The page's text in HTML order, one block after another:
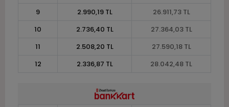
9
2.990,19 TL
26.911,73 TL
10
2.736,40 TL
27.364,03 TL
11
2.508,20 TL
27.590,18 TL
12
2.336,87 TL 28.042,48 TL